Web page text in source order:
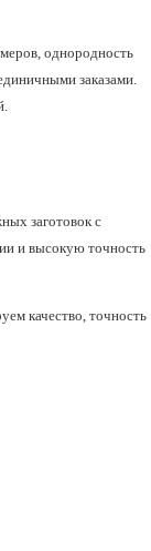
однородность
заказами.
заготовок с
и высокую точность
качество, точность